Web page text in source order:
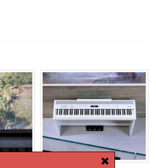
[Fermer]